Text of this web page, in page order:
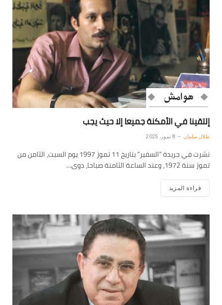
إلتقينا في الأمكنة جميعا إلا حيث يجب
طلال سلمان 8 تموز، 2025
نشرت في جريدة “السفير” بتاريخ 11 تموز 1997 يوم السبت، الثامن من
تموز سنة 1972، وعند الساعة الثامنة صباحا، دوى…
قراءة المزيد